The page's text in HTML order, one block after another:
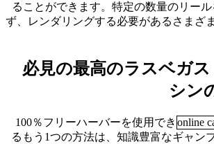
ることができます。特定の数量のリール
ず、レンダリングする必要があるさまざ
必見の最高のラスベガ
シン
100％フリーハーバーを使用でき
るもう1つの方法は、知識豊富なギャン